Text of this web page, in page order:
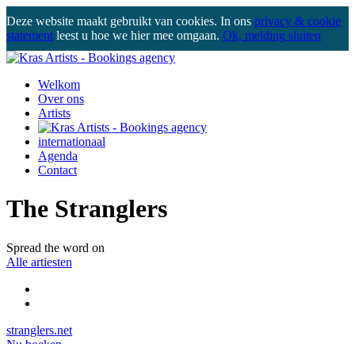
Deze website maakt gebruikt van cookies. In ons privacy & cookie
statement leest u hoe we hier mee omgaan. Ok, melding sluiten
Welkom
Over ons
Artists
internationaal
Agenda
Contact
The Stranglers
Spread the word on
Alle artiesten
stranglers.net